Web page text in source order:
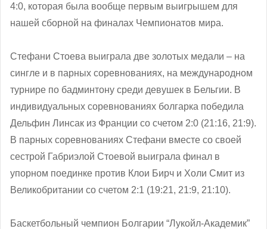
4:0, которая была вообще первым выигрышем для
нашей сборной на финалах Чемпионатов мира.
Стефани Стоева выиграла две золотых медали – на
сингле и в парных соревнованиях, на международном
турнире по бадминтону среди девушек в Бельгии. В
индивидуальных соревнованиях болгарка победила
Дельфин Линсак из Франции со счетом 2:0 (21:16, 21:9).
В парных соревнованиях Стефани вместе со своей
сестрой Габриэлой Стоевой выиграла финал в
упорном поединке против Клои Бирч и Холи Смит из
Великобритании со счетом 2:1 (19:21, 21:9, 21:10).
Баскетбольный чемпион Болгарии “Лукойл-Академик”